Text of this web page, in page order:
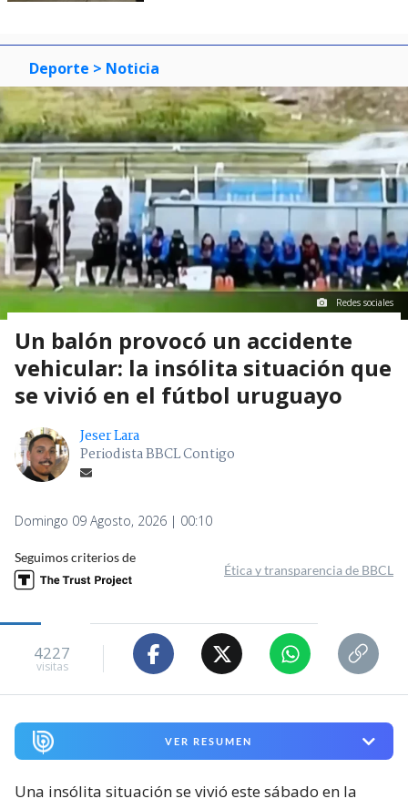
Deporte > Noticia
Redes sociales
Un balón provocó un accidente
vehicular: la insólita situación que
se vivió en el fútbol uruguayo
Jeser Lara
Periodista BBCL Contigo
Domingo 09 Agosto, 2026 | 00:10
Seguimos criterios de
Ética y transparencia de BBCL
4227
visitas
VER RESUMEN
Una insólita situación se vivió este sábado en la